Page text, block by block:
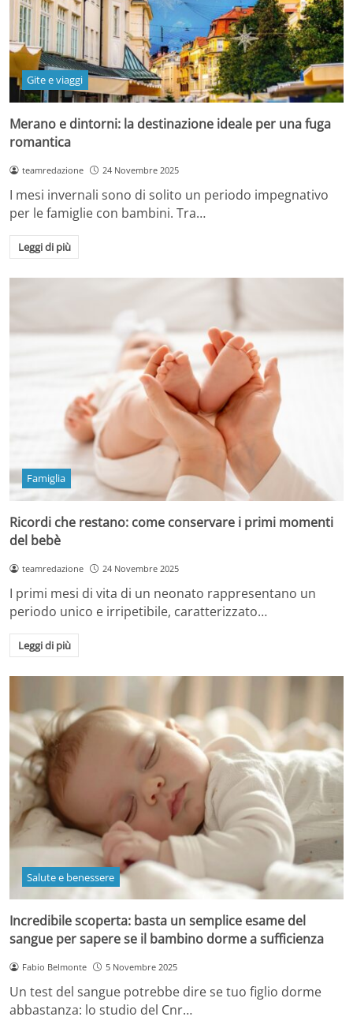
Gite e viaggi
Merano e dintorni: la destinazione ideale per una fuga
romantica
teamredazione 24 Novembre 2025
I mesi invernali sono di solito un periodo impegnativo
per le famiglie con bambini. Tra…
Leggi di più
Famiglia
Ricordi che restano: come conservare i primi momenti
del bebè
teamredazione 24 Novembre 2025
I primi mesi di vita di un neonato rappresentano un
periodo unico e irripetibile, caratterizzato…
Leggi di più
Salute e benessere
Incredibile scoperta: basta un semplice esame del
sangue per sapere se il bambino dorme a sufficienza
Fabio Belmonte 5 Novembre 2025
Un test del sangue potrebbe dire se tuo figlio dorme
abbastanza: lo studio del Cnr…